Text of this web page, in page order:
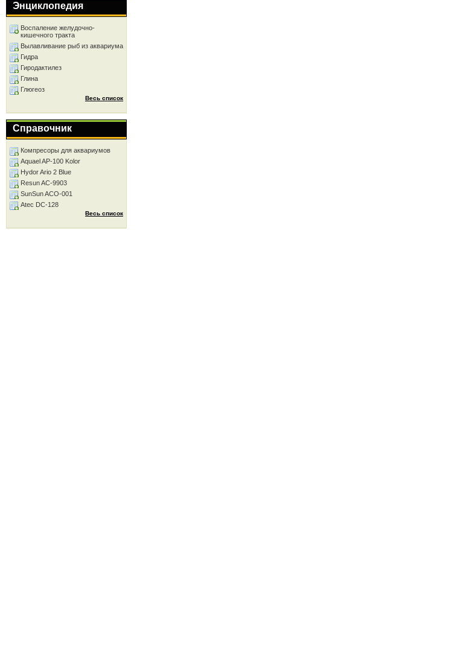
Энциклопедия
Воспаление желудочно-
кишечного тракта
Вылавливание рыб из аквариума
Гидра
Гиродактилез
Глина
Глюгеоз
Весь список
Справочник
Компресоры для аквариумов
Aquael AP-100 Kolor
Hydor Ario 2 Blue
Resun AC-9903
SunSun ACO-001
Atec DC-128
Весь список